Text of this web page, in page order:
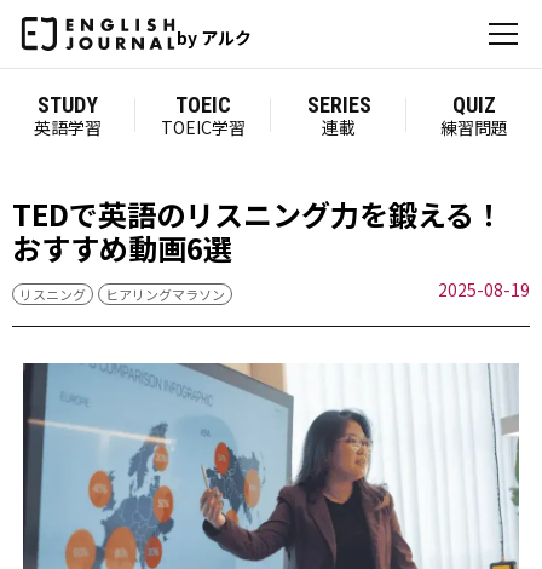
by アルク
STUDY
英語学習
TOEIC
TOEIC学習
SERIES
連載
QUIZ
練習問題
TEDで英語のリスニング力を鍛える！
おすすめ動画6選
リスニング ヒアリングマラソン 2025-08-19